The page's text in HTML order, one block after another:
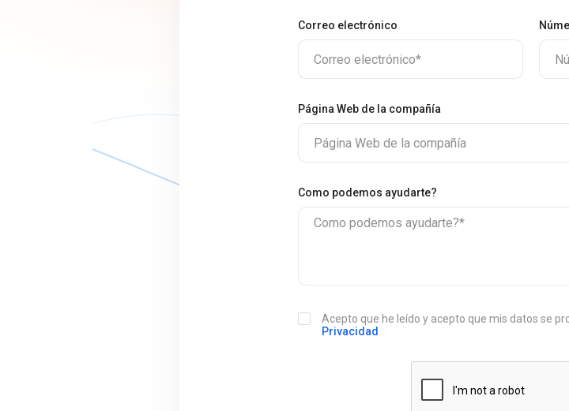
Correo electrónico
Correo electrónico*
Página Web de la compañía
Página Web de la compañía
Сomo podemos ayudarte?
Сomo podemos ayudarte?*
Acepto que he leído y acepto que mis datos se
Privacidad